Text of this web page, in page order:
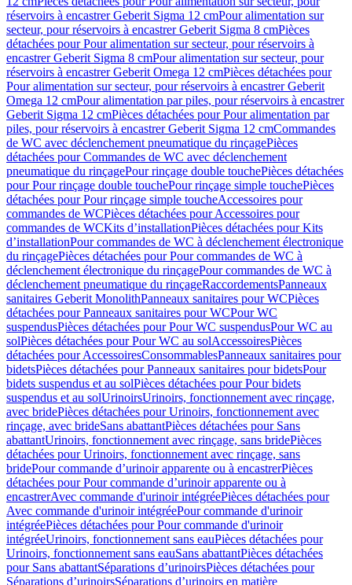
réservoirs à encastrer Geberit Sigma 12 cmPour alimentation sur
secteur, pour réservoirs à encastrer Geberit Sigma 8 cmPièces
détachées pour Pour alimentation sur secteur, pour réservoirs à
encastrer Geberit Sigma 8 cmPour alimentation sur secteur, pour
réservoirs à encastrer Geberit Omega 12 cmPièces détachées pour
Pour alimentation sur secteur, pour réservoirs à encastrer Geberit
Omega 12 cmPour alimentation par piles, pour réservoirs à encastrer
Geberit Sigma 12 cmPièces détachées pour Pour alimentation par
piles, pour réservoirs à encastrer Geberit Sigma 12 cmCommandes
de WC avec déclenchement pneumatique du rinçagePièces
détachées pour Commandes de WC avec déclenchement
pneumatique du rinçagePour rinçage double touchePièces détachées
pour Pour rinçage double touchePour rinçage simple touchePièces
détachées pour Pour rinçage simple toucheAccessoires pour
commandes de WCPièces détachées pour Accessoires pour
commandes de WCKits d’installationPièces détachées pour Kits
d’installationPour commandes de WC à déclenchement électronique
du rinçagePièces détachées pour Pour commandes de WC à
déclenchement électronique du rinçagePour commandes de WC à
déclenchement pneumatique du rinçageRaccordementsPanneaux
sanitaires Geberit MonolithPanneaux sanitaires pour WCPièces
détachées pour Panneaux sanitaires pour WCPour WC
suspendusPièces détachées pour Pour WC suspendusPour WC au
solPièces détachées pour Pour WC au solAccessoiresPièces
détachées pour AccessoiresConsommablesPanneaux sanitaires pour
bidetsPièces détachées pour Panneaux sanitaires pour bidetsPour
bidets suspendus et au solPièces détachées pour Pour bidets
suspendus et au solUrinoirsUrinoirs, fonctionnement avec rinçage,
avec bridePièces détachées pour Urinoirs, fonctionnement avec
rinçage, avec brideSans abattantPièces détachées pour Sans
abattantUrinoirs, fonctionnement avec rinçage, sans bridePièces
détachées pour Urinoirs, fonctionnement avec rinçage, sans
bridePour commande d’urinoir apparente ou à encastrerPièces
détachées pour Pour commande d’urinoir apparente ou à
encastrerAvec commande d'urinoir intégréePièces détachées pour
Avec commande d'urinoir intégréePour commande d'urinoir
intégréePièces détachées pour Pour commande d'urinoir
intégréeUrinoirs, fonctionnement sans eauPièces détachées pour
Urinoirs, fonctionnement sans eauSans abattantPièces détachées
pour Sans abattantSéparations d’urinoirsPièces détachées pour
Séparations d’urinoirsSéparations d’urinoirs en matière